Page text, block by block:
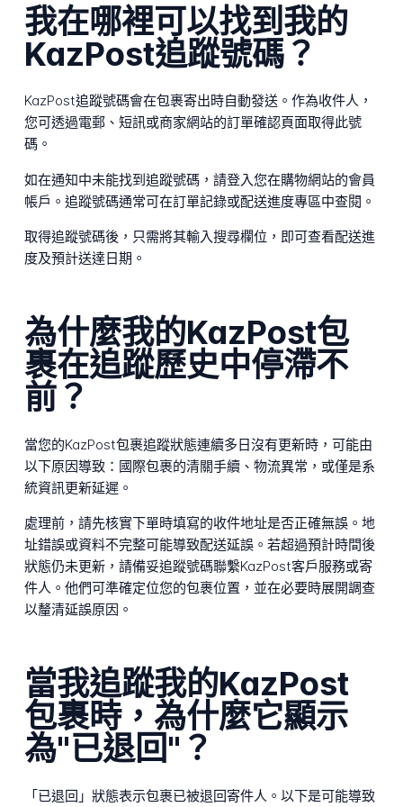
我在哪裡可以找到我的
KazPost追蹤號碼？
KazPost追蹤號碼會在包裹寄出時自動發送。作為收件人，
您可透過電郵、短訊或商家網站的訂單確認頁面取得此號
碼。
如在通知中未能找到追蹤號碼，請登入您在購物網站的會員
帳戶。追蹤號碼通常可在訂單記錄或配送進度專區中查閱。
取得追蹤號碼後，只需將其輸入搜尋欄位，即可查看配送進
度及預計送達日期。
為什麼我的KazPost包
裹在追蹤歷史中停滯不
前？
當您的KazPost包裹追蹤狀態連續多日沒有更新時，可能由
以下原因導致：國際包裹的清關手續、物流異常，或僅是系
統資訊更新延遲。
處理前，請先核實下單時填寫的收件地址是否正確無誤。地
址錯誤或資料不完整可能導致配送延誤。若超過預計時間後
狀態仍未更新，請備妥追蹤號碼聯繫KazPost客戶服務或寄
件人。他們可準確定位您的包裹位置，並在必要時展開調查
以釐清延誤原因。
當我追蹤我的KazPost
包裹時，為什麼它顯示
為"已退回"？
「已退回」狀態表示包裹已被退回寄件人。以下是可能導致